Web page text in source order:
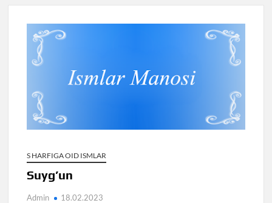
S HARFIGA OID ISMLAR
Suyg’un
Admin 18.02.2023